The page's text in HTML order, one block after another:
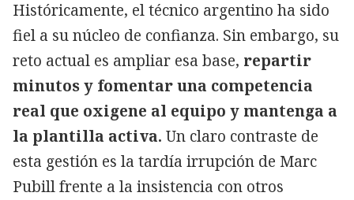
Históricamente, el técnico argentino ha sido
fiel a su núcleo de confianza. Sin embargo, su
reto actual es ampliar esa base, repartir
minutos y fomentar una competencia
real que oxigene al equipo y mantenga a
la plantilla activa. Un claro contraste de
esta gestión es la tardía irrupción de Marc
Pubill frente a la insistencia con otros